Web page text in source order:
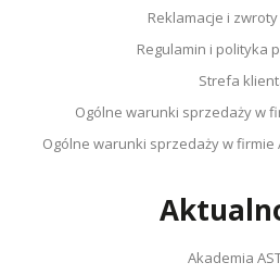
Reklamacje i
Regulamin i polityka
Strefa
Ogólne warunki sprzedaży w
Ogólne warunki sprzedaży w firmie
Akademia